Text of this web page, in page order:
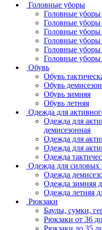
Головные уборы
Головные
Головные
Головные
Головные
Головные уборы
Головные
Обувь
Обувь
Обувь
Обувь зимняя
Обувь летняя
Одежда для
Одежда для
демисезонная
Одежда для
Одежда для
Одежда
Одежда для силовых
Одежда
Одежда зимняя
Одежда летняя
Рюкзаки
Баулы, сумки,
Рюкзаки от 36